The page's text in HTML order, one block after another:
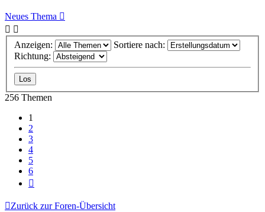
Neues Thema
Anzeigen:
Sortiere nach:
Richtung:
256 Themen
1
2
3
4
5
6
Zurück zur Foren-Übersicht